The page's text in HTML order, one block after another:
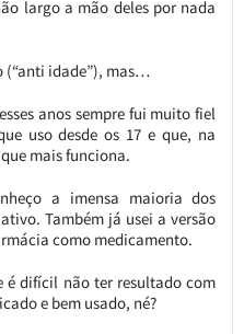
largo a mão deles por nada
(“anti idade”), mas…
anos sempre fui muito fiel
uso desde os 17 e que, na
mais funciona.
a imensa maioria dos
Também já usei a versão
como medicamento.
é difícil não ter resultado com
e bem usado, né?